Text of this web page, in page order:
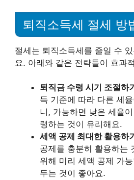
퇴직소득세 절세 방
절세는 퇴직소득세를 줄일 수
요. 아래와 같은 전략들이 효과
퇴직금 수령 시기 조절하기
득 기준에 따라 다른 세
니, 가능하면 낮은 세율
령하는 것이 유리해요.
세액 공제 최대한 활용하기
공제를 충분히 활용하는
위해 미리 세액 공제 가
두는 것이 좋아요.